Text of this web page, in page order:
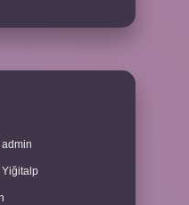
admin
Yiğitalp